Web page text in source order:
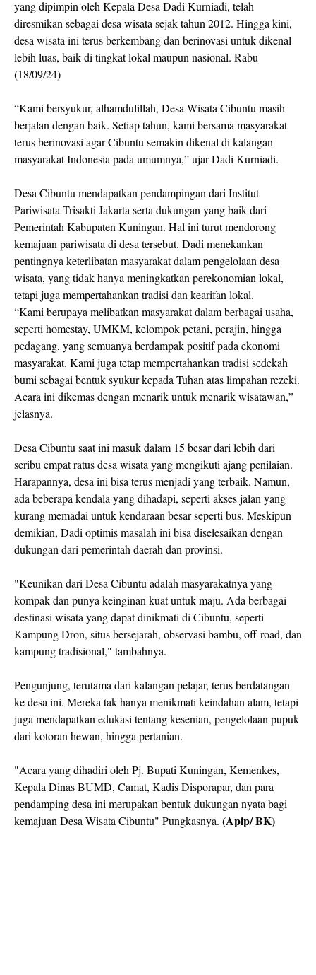
yang dipimpin oleh Kepala Desa Dadi Kurniadi, telah
diresmikan sebagai desa wisata sejak tahun 2012. Hingga kini,
desa wisata ini terus berkembang dan berinovasi untuk dikenal
lebih luas, baik di tingkat lokal maupun nasional. Rabu
(18/09/24)
“Kami bersyukur, alhamdulillah, Desa Wisata Cibuntu masih
berjalan dengan baik. Setiap tahun, kami bersama masyarakat
terus berinovasi agar Cibuntu semakin dikenal di kalangan
masyarakat Indonesia pada umumnya,” ujar Dadi Kurniadi.
Desa Cibuntu mendapatkan pendampingan dari Institut
Pariwisata Trisakti Jakarta serta dukungan yang baik dari
Pemerintah Kabupaten Kuningan. Hal ini turut mendorong
kemajuan pariwisata di desa tersebut. Dadi menekankan
pentingnya keterlibatan masyarakat dalam pengelolaan desa
wisata, yang tidak hanya meningkatkan perekonomian lokal,
tetapi juga mempertahankan tradisi dan kearifan lokal.
“Kami berupaya melibatkan masyarakat dalam berbagai usaha,
seperti homestay, UMKM, kelompok petani, perajin, hingga
pedagang, yang semuanya berdampak positif pada ekonomi
masyarakat. Kami juga tetap mempertahankan tradisi sedekah
bumi sebagai bentuk syukur kepada Tuhan atas limpahan rezeki.
Acara ini dikemas dengan menarik untuk menarik wisatawan,”
jelasnya.
Desa Cibuntu saat ini masuk dalam 15 besar dari lebih dari
seribu empat ratus desa wisata yang mengikuti ajang penilaian.
Harapannya, desa ini bisa terus menjadi yang terbaik. Namun,
ada beberapa kendala yang dihadapi, seperti akses jalan yang
kurang memadai untuk kendaraan besar seperti bus. Meskipun
demikian, Dadi optimis masalah ini bisa diselesaikan dengan
dukungan dari pemerintah daerah dan provinsi.
"Keunikan dari Desa Cibuntu adalah masyarakatnya yang
kompak dan punya keinginan kuat untuk maju. Ada berbagai
destinasi wisata yang dapat dinikmati di Cibuntu, seperti
Kampung Dron, situs bersejarah, observasi bambu, off-road, dan
kampung tradisional," tambahnya.
Pengunjung, terutama dari kalangan pelajar, terus berdatangan
ke desa ini. Mereka tak hanya menikmati keindahan alam, tetapi
juga mendapatkan edukasi tentang kesenian, pengelolaan pupuk
dari kotoran hewan, hingga pertanian.
"Acara yang dihadiri oleh Pj. Bupati Kuningan, Kemenkes,
Kepala Dinas BUMD, Camat, Kadis Disporapar, dan para
pendamping desa ini merupakan bentuk dukungan nyata bagi
kemajuan Desa Wisata Cibuntu" Pungkasnya. (Apip/ BK)